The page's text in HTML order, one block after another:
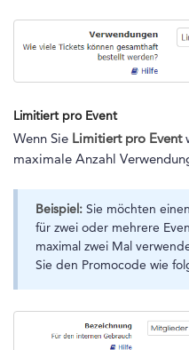
Limitiert pro Event
Wenn Sie Limitiert pro Event
maximale Anzahl
Beispiel: Sie möchten
für zwei oder mehrere
maximal zwei Mal
Sie den Promocode wie